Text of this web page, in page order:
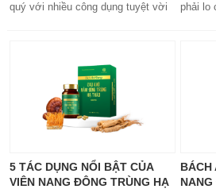
quý với nhiều công dụng tuyệt vời
phải lo
5 TÁC DỤNG NỔI BẬT CỦA
VIÊN NANG ĐÔNG TRÙNG HẠ
BÁCH